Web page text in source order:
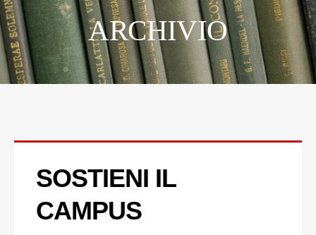
FESTIVAL PONTINO
CONCERTI
CONVEGNI
ARCHIVIO
SOSTIENI IL
CAMPUS